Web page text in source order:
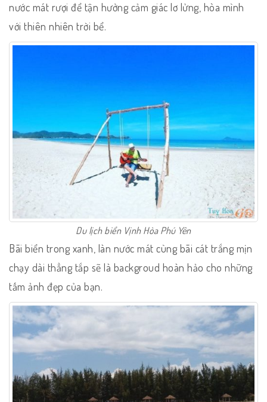
nước mát rượi để tận hưởng cảm giác lơ lửng, hòa mình
với thiên nhiên trời bể.
Du lịch biển Vịnh Hòa Phú Yên
Bãi biển trong xanh, làn nước mát cùng bãi cát trắng mịn
chạy dài thẳng tắp sẽ là backgroud hoàn hảo cho những
tấm ảnh đẹp của bạn.